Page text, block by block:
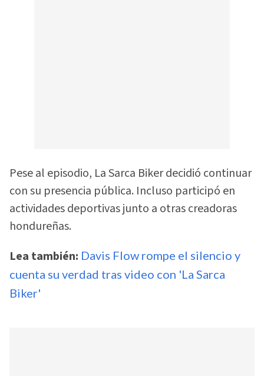
Pese al episodio, La Sarca Biker decidió continuar
con su presencia pública. Incluso participó en
actividades deportivas junto a otras creadoras
hondureñas.
Lea también: Davis Flow rompe el silencio y
cuenta su verdad tras video con 'La Sarca
Biker'